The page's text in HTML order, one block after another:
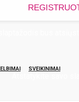
SVEIKINIMAI